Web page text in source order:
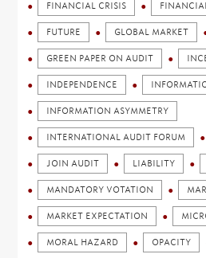
FINANCIAL CRISIS
FUTURE GLOBAL MARKET
GREEN PAPER ON AUDIT
INDEPENDENCE
INFORMATION ASYMMETRY
INTERNATIONAL AUDIT FORUM
JOIN AUDIT LIABILITY
MANDATORY VOTATION
MARKET EXPECTATION
MORAL HAZARD OPACITY